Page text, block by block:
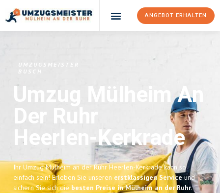
ANGEBOT ERHALTEN
UMZUGSMEISTER
BUSCH
Umzug Mülheim An
Der Ruhr
Heerlen-Kerkrade
Ihr Umzug Mülheim an der Ruhr Heerlen-Kerkrade kann so
einfach sein! Erleben Sie unseren erstklassigen Serviceund
sichern Sie sich die besten Preise in Mülheim an der Ruhr.